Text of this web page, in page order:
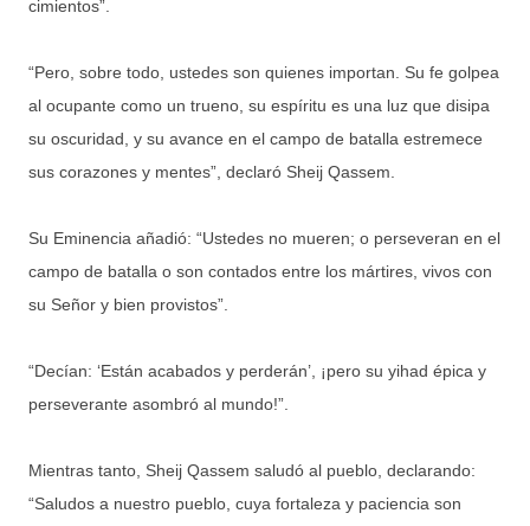
cimientos”.
“Pero, sobre todo, ustedes son quienes importan. Su fe golpea
al ocupante como un trueno, su espíritu es una luz que disipa
su oscuridad, y su avance en el campo de batalla estremece
sus corazones y mentes”, declaró Sheij Qassem.
Su Eminencia añadió: “Ustedes no mueren; o perseveran en el
campo de batalla o son contados entre los mártires, vivos con
su Señor y bien provistos”.
“Decían: ‘Están acabados y perderán’, ¡pero su yihad épica y
perseverante asombró al mundo!”.
Mientras tanto, Sheij Qassem saludó al pueblo, declarando:
“Saludos a nuestro pueblo, cuya fortaleza y paciencia son